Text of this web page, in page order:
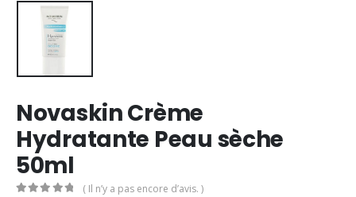
Novaskin Crème
Hydratante Peau sèche
50ml
( Il n’y a pas encore d’avis. )